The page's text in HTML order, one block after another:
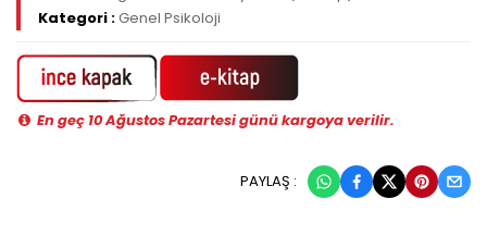
Kategori :Genel Psikoloji
En geç 10 Ağustos Pazartesi günü kargoya verilir.
PAYLAŞ :